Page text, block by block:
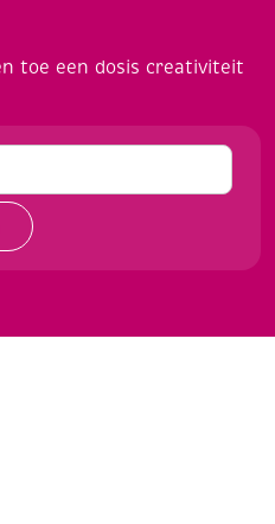
toe een dosis creativiteit